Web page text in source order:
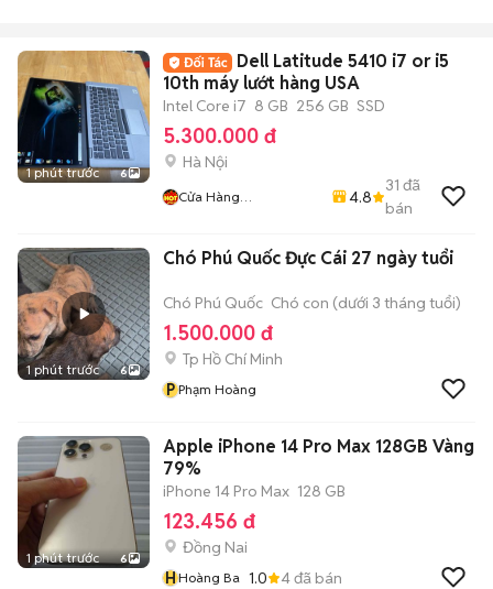
1 phút trước 6
Dell Latitude 5410 i7 or i5
10th máy lướt hàng USA
Intel Core i7 8 GB 256 GB SSD
5.300.000 đ
Hà Nội
Cửa Hàng
4.8
31 đã
bán
1 phút trước 6
Chó Phú Quốc Đực Cái 27 ngày tuổi
Chó Phú Quốc Chó con (dưới 3 tháng tuổi)
1.500.000 đ
Tp Hồ Chí Minh
P Phạm Hoàng
1 phút trước 6
Apple iPhone 14 Pro Max 128GB Vàng
79%
iPhone 14 Pro Max 128 GB
123.456 đ
Đồng Nai
HHoàng Ba 1.0 4đã bán